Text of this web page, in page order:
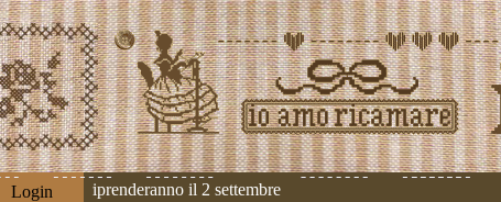
Login riprenderanno il 2 settembre